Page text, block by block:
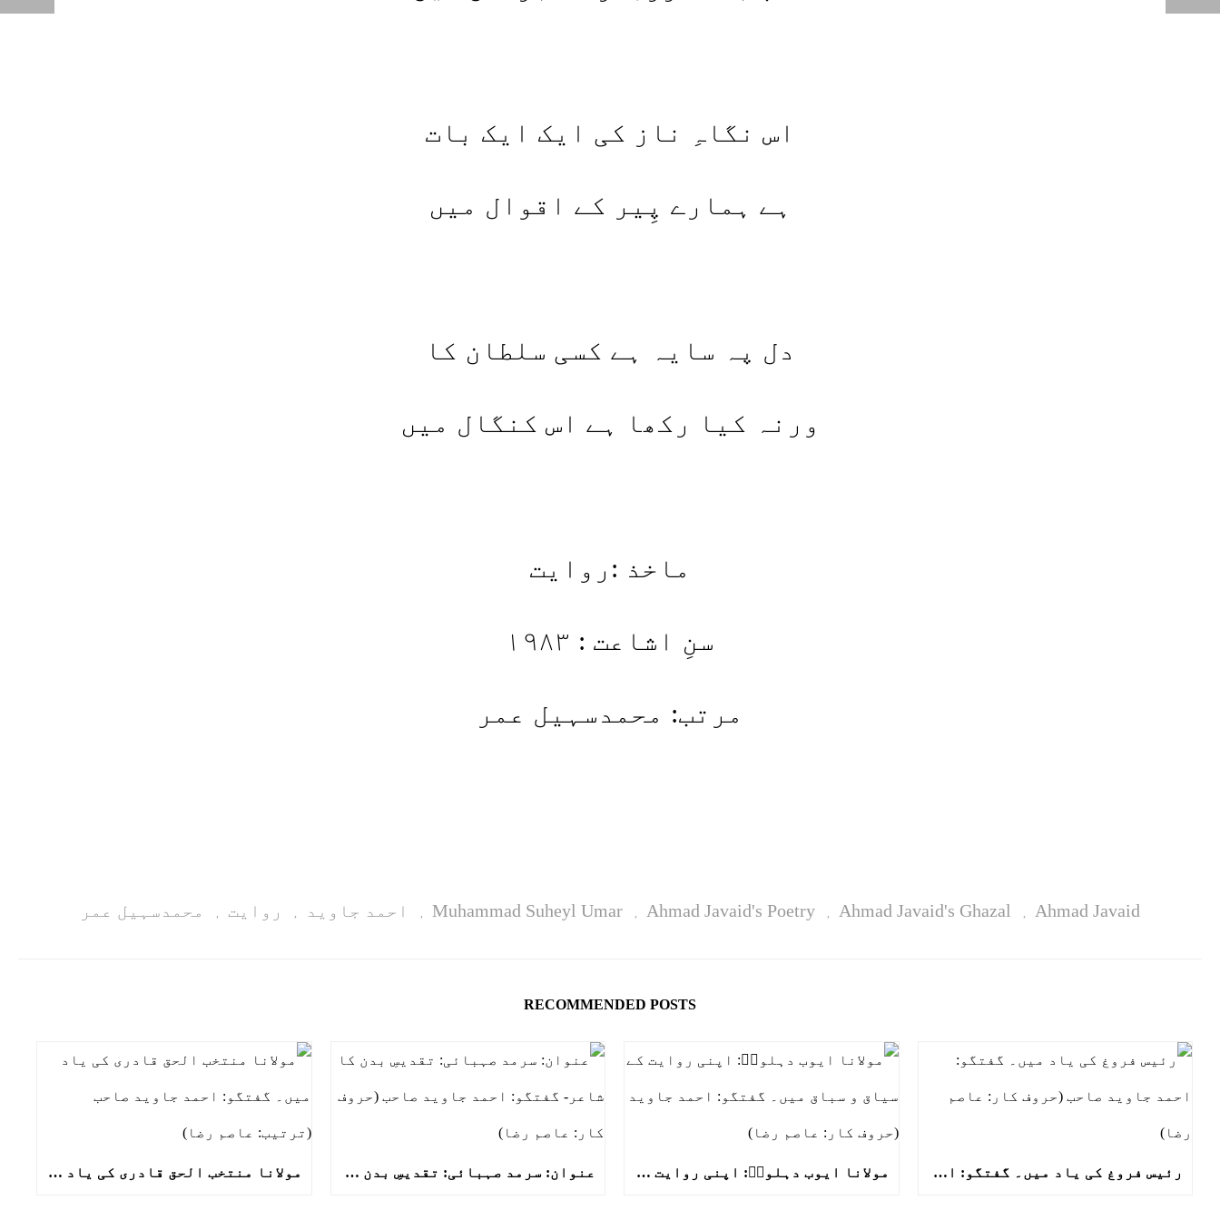
اس نگاہِ ناز کی ایک ایک بات
ہے ہمارے پِیر کے اقوال میں
دل پہ سایہ ہے کسی سلطان کا
ورنہ کیا رکھا ہے اس کنگال میں
ماخذ :روایت
سنِ اشاعت : ۱۹۸۳
مرتب: محمدسہیل عمر
Ahmad Javaid
,
Ahmad Javaid's Ghazal
,
Ahmad Javaid's Poetry
,
Muhammad Suheyl Umar
, احمد جاوید , روایت , محمدسہیل عمر
RECOMMENDED POSTS
رئیس فروغ کی یاد میں۔ گفتگو: احمد جاوید صاحب (حروف کار: عاصم رضا) مولانا ایوب دہلویؒ: اپنی روایت کے سیاق و سباق میں۔ گفتگو: احمد جاوید (حروف کار: عاصم رضا) عنوان: سرمد صہبائی: تقدیسِ بدن کا شاعر- گفتگو: احمد جاوید صاحب (حروف کار: عاصم رضا) مولانا منتخب الحق قادری کی یاد میں۔ گفتگو: احمد جاوید صاحب (ترتیب: عاصم رضا)